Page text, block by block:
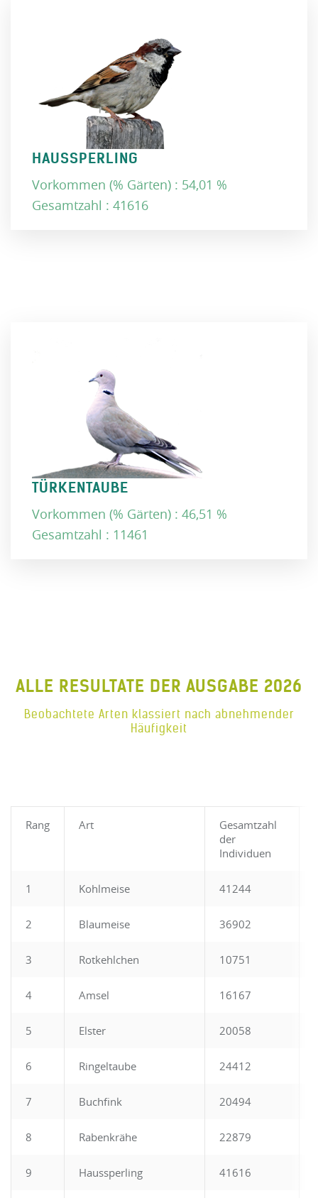
HAUSSPERLING
Vorkommen (% Gärten) : 54,01 %
Gesamtzahl : 41616
TÜRKENTAUBE
Vorkommen (% Gärten) : 46,51 %
Gesamtzahl : 11461
ALLE RESULTATE DER AUSGABE 2026
Beobachtete Arten klassiert nach abnehmender
Häufigkeit
Rang Art
Gesamtzahl
der
Individuen
1 Kohlmeise 41244
2 Blaumeise 36902
3 Rotkehlchen 10751
4 Amsel 16167
5 Elster 20058
6 Ringeltaube 24412
7 Buchfink 20494
8 Rabenkrähe 22879
9 Haussperling 41616